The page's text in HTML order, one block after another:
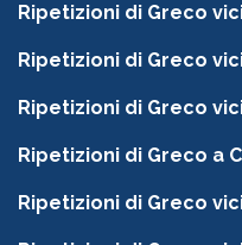
Ripetizioni di Greco
Ripetizioni di Greco
Ripetizioni di Greco
Ripetizioni di Greco a
Ripetizioni di Greco